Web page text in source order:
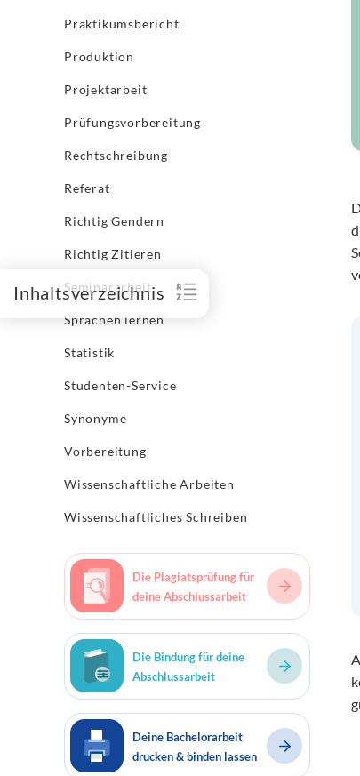
Praktikumsbericht
Produktion
Projektarbeit
Prüfungsvorbereitung
Rechtschreibung
Referat
Richtig Gendern
Richtig Zitieren
Seminararbeit
Sprachen lernen
Statistik
Studenten-Service
Synonyme
Vorbereitung
Wissenschaftliche Arbeiten
Wissenschaftliches Schreiben
Die Plagiatsprüfung für
deine Abschlussarbeit
Die Bindung für deine
Abschlussarbeit
Deine Bachelorarbeit
drucken & binden lassen
Inhaltsverzeichnis